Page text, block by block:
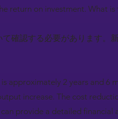
return on investment. What
確認する必要があります。
approximately 2 years and 6
increase. The cost
provide a detailed financial